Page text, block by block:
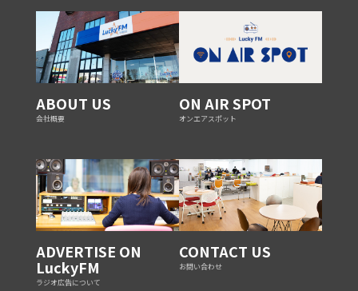
ABOUT US
会社概要
ON AIR SPOT
オンエアスポット
ADVERTISE ON
LuckyFM
ラジオ広告について
CONTACT US
お問い合わせ